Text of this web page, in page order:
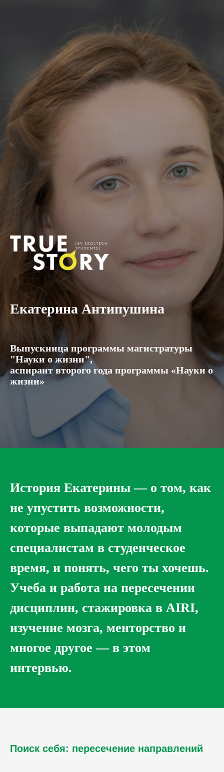
Екатерина Антипушина
Выпускница программы магистратуры
"Науки о жизни",
аспирант второго года программы «Науки о
жизни»
История Екатерины — о том, как
не упустить возможности,
которые выпадают молодым
специалистам в студенческое
время, и понять, чего ты хочешь.
Учеба и работа на пересечении
дисциплин, стажировка в AIRI,
изучение мозга, менторство и
многое другое — в этом
интервью.
Поиск себя: пересечение направлений